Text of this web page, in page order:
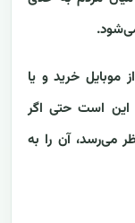
موبایل خرید و یا
این است حتی اگر
می‌رسد، آن را به